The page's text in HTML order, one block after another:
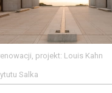
projekt: Louis Kahn
Salka